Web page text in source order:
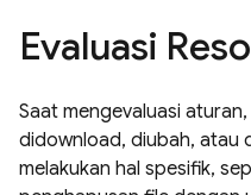
Evaluasi
Saat mengevaluasi
didownload, diubah, atau
melakukan hal spesifik,